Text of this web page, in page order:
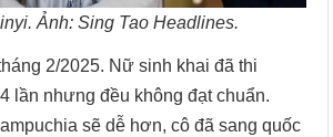
Ảnh: Sing Tao Headlines.
2/2025. Nữ sinh khai đã thi
lần nhưng đều không đạt chuẩn.
sẽ dễ hơn, cô đã sang quốc